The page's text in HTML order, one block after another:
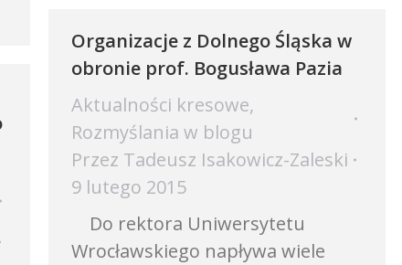
Organizacje z Dolnego Śląska w
obronie prof. Bogusława Pazia
Aktualności kresowe,
Rozmyślania w blogu
Przez Tadeusz Isakowicz-Zaleski
9 lutego 2015
Do rektora Uniwersytetu
Wrocławskiego napływa wiele